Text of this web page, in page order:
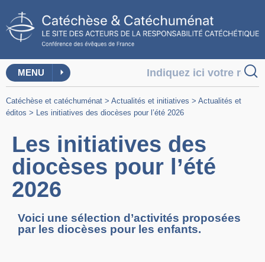
MENU
Catéchèse et catéchuménat > Actualités et initiatives > Actualités et
éditos > Les initiatives des diocèses pour l’été 2026
Les initiatives des
diocèses pour l’été
2026
Voici une sélection d’activités proposées
par les diocèses pour les enfants.